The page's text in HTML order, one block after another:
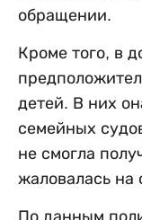
обращении.
Кроме того, в
детей. В них
семейных
не смогла
жаловалась
По данным